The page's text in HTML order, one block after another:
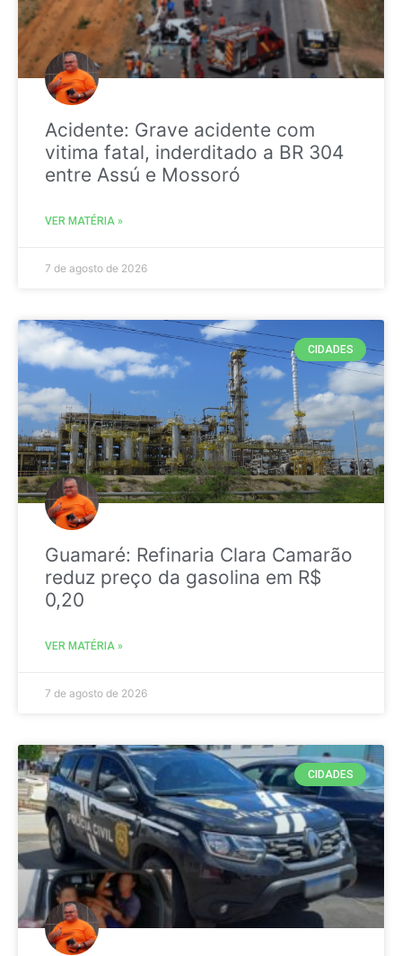
Acidente: Grave acidente com
vitima fatal, inderditado a BR 304
entre Assú e Mossoró
VER MATÉRIA »
7 de agosto de 2026
CIDADES
Guamaré: Refinaria Clara Camarão
reduz preço da gasolina em R$
0,20
VER MATÉRIA »
7 de agosto de 2026
CIDADES